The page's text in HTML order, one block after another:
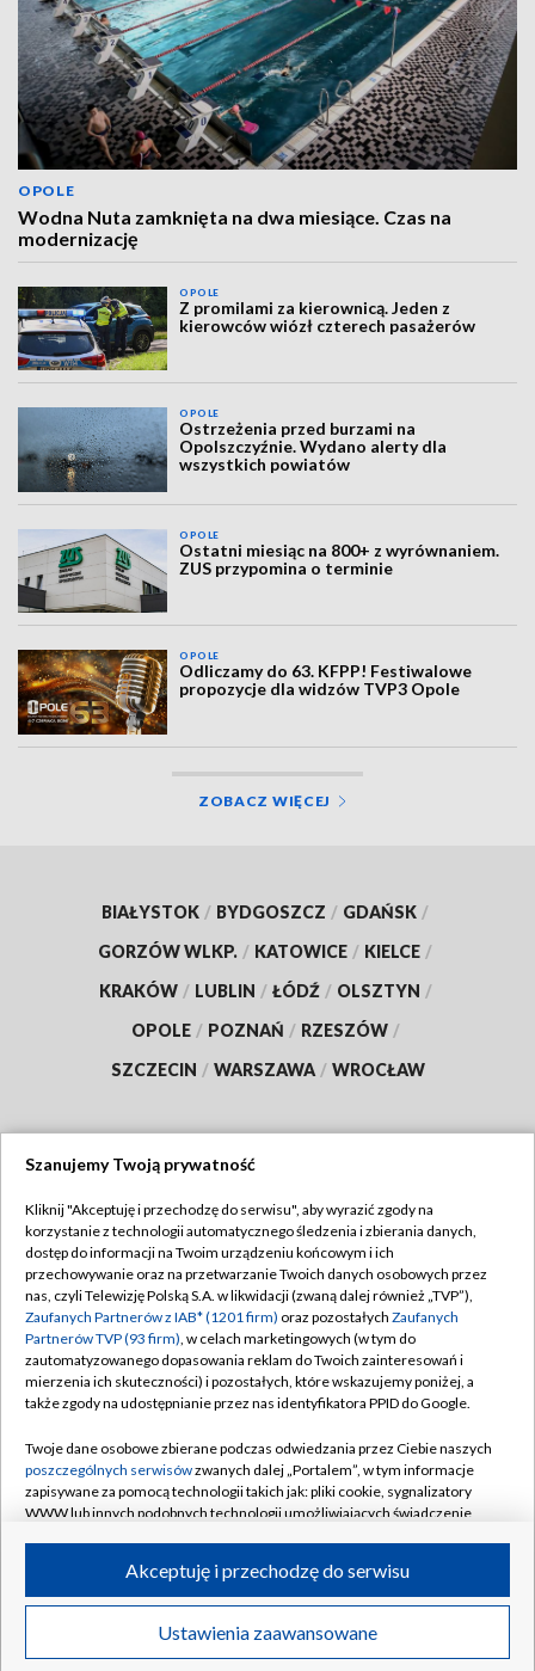
OPOLE
Wodna Nuta zamknięta na dwa miesiące. Czas na
modernizację
OPOLE
Z promilami za kierownicą. Jeden z
kierowców wiózł czterech pasażerów
OPOLE
Ostrzeżenia przed burzami na
Opolszczyźnie. Wydano alerty dla
wszystkich powiatów
OPOLE
Ostatni miesiąc na 800+ z wyrównaniem.
ZUS przypomina o terminie
OPOLE
Odliczamy do 63. KFPP! Festiwalowe
propozycje dla widzów TVP3 Opole
ZOBACZ WIĘCEJ
BIAŁYSTOK / BYDGOSZCZ / GDAŃSK /
GORZÓW WLKP. / KATOWICE / KIELCE /
KRAKÓW / LUBLIN / ŁÓDŹ / OLSZTYN /
OPOLE / POZNAŃ / RZESZÓW /
SZCZECIN / WARSZAWA / WROCŁAW
TVP
Abonament TVP
Emisja w TVP
Centrum informacji TVP
Naziemna Telewizja Cyfrowa
Rada Programowa
System NOS
Informacje o nadawcy
Program dla prasy
Ogłoszenie przetargowe
Regulamin TVP
Polityka prywatności
Moje zgody
Pomoc
Kontakt
Kanały
©2026 Telewizja Polska S.A. w likwidacji
Szanujemy Twoją prywatność
Kliknij "Akceptuję i przechodzę do serwisu", aby wyrazić zgody na
korzystanie z technologii automatycznego śledzenia i zbierania danych,
dostęp do informacji na Twoim urządzeniu końcowym i ich
przechowywanie oraz na przetwarzanie Twoich danych osobowych przez
nas, czyli Telewizję Polską S.A. w likwidacji (zwaną dalej również „TVP”),
Zaufanych Partnerów z IAB* (1201 firm) oraz pozostałych Zaufanych
Partnerów TVP (93 firm), w celach marketingowych (w tym do
zautomatyzowanego dopasowania reklam do Twoich zainteresowań i
mierzenia ich skuteczności) i pozostałych, które wskazujemy poniżej, a
także zgody na udostępnianie przez nas identyfikatora PPID do Google.
Twoje dane osobowe zbierane podczas odwiedzania przez Ciebie naszych
poszczególnych serwisówzwanych dalej „Portalem”, w tym informacje
zapisywane za pomocą technologii takich jak: pliki cookie, sygnalizatory
WWW lub innych podobnych technologii umożliwiających świadczenie
ruchu w Internecie.
Twoje dane osobowe zbierane podczas odwiedzania przez Ciebie
poszczególnych serwisówna Portalu, takie jak adresy IP, identyfikatory
Ustawienia zaawansowane
Akceptuję i przechodzę do serwisu